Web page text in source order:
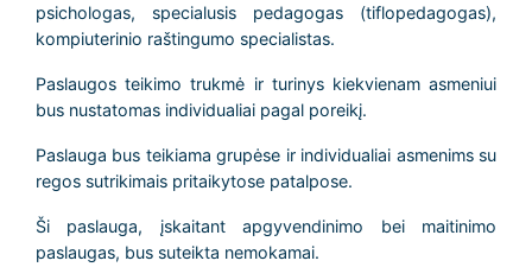
psichologas, specialusis pedagogas (tiflopedagogas),
kompiuterinio raštingumo specialistas.
Paslaugos teikimo trukmė ir turinys kiekvienam asmeniui
bus nustatomas individualiai pagal poreikį.
Paslauga bus teikiama grupėse ir individualiai asmenims su
regos sutrikimais pritaikytose patalpose.
Ši paslauga, įskaitant apgyvendinimo bei maitinimo
paslaugas, bus suteikta nemokamai.